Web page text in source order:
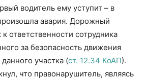
водитель ему уступит – в
авария. Дорожный
ответственности сотрудника
за безопасность движения
участка (ст. 12.34 КоАП).
что правонарушитель, являясь